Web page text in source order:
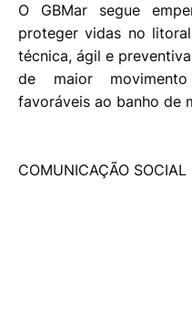
O GBMar segue
proteger vidas no
técnica, ágil e
de maior
favoráveis ao banho de
COMUNICAÇÃO SOCIAL